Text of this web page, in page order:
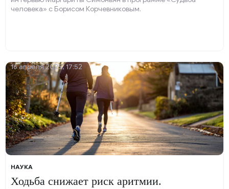
человека» с Борисом Корчевниковым.
НАУКА
Ходьба снижает риск аритмии.
16 апреля 2025, 17:52